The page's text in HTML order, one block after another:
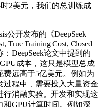
2美元，我们的总训练成
开发布的《DeepSeek
True Training Cost, Closed
：DeepSeek论文中提到的
成本，这只是模型总成
远高于5亿美元。例如为
过程中，需要投入大量资金
行消融实验。开发和实现这
GPU计算时间。例如深